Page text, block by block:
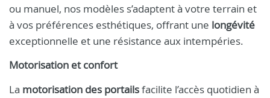
ou manuel, nos modèles s’adaptent à votre terrain et
à vos préférences esthétiques, offrant une longévité
exceptionnelle et une résistance aux intempéries.
Motorisation et confort
La motorisation des portailsfacilite l’accès quotidien à